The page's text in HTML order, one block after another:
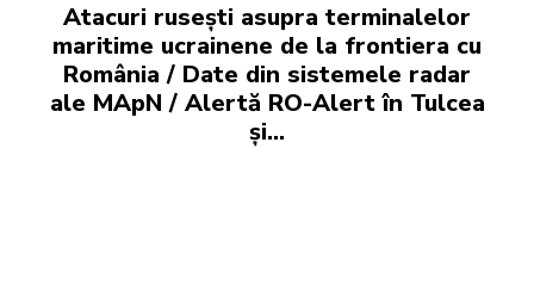
Atacuri rusești asupra terminalelor
maritime ucrainene de la frontiera cu
România / Date din sistemele radar
ale MApN / Alertă RO-Alert în Tulcea
și...